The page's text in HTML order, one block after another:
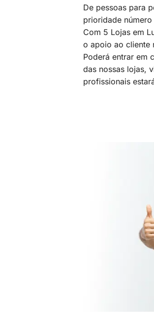
De pessoas para
prioridade
Com 5 Lojas em
o apoio ao cliente
Poderá entrar em
das nossas lojas,
profissionais